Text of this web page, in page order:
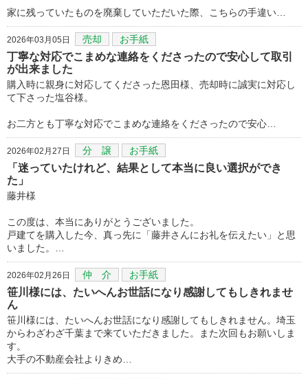
家に残っていたものを廃棄していただいた際、こちらの手違い…
2026年03月05日 売却 お手紙
丁寧な対応でこまめな連絡をくださったので安心して取引
が出来ました
購入時に親身に対応してくださった恩田様、売却時に誠実に対応し
て下さった塩谷様。
お二方とも丁寧な対応でこまめな連絡をくださったので安心…
2026年02月27日 分 譲 お手紙
「迷っていたけれど、結果として本当に良い選択ができ
た」
藤井様
この度は、本当にありがとうございました。
戸建てを購入した今、真っ先に「藤井さんにお礼を伝えたい」と思
いました。…
2026年02月26日 仲 介 お手紙
笹川様には、たいへんお世話になり感謝してもしきれませ
ん
笹川様には、たいへんお世話になり感謝してもしきれません。埼玉
からわざわざ千葉まで来ていただきました。また次回もお願いしま
す。
大手の不動産会社よりきめ…